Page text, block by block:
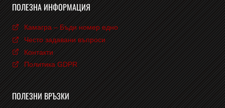
ПОЛЕЗНА ИНФОРМАЦИЯ
Камагра – Бъди номер едно
Често задавани въпроси
Контакти
Политика GDPR
ПОЛЕЗНИ ВРЪЗКИ